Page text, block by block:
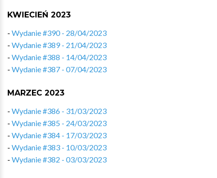
KWIECIEŃ 2023
- Wydanie #390 - 28/04/2023
- Wydanie #389 - 21/04/2023
- Wydanie #388 - 14/04/2023
- Wydanie #387 - 07/04/2023
MARZEC 2023
- Wydanie #386 - 31/03/2023
- Wydanie #385 - 24/03/2023
- Wydanie #384 - 17/03/2023
- Wydanie #383 - 10/03/2023
- Wydanie #382 - 03/03/2023